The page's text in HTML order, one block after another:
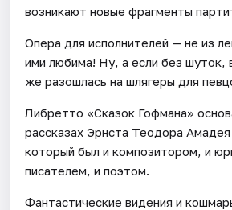
возникают новые фрагменты
Опера для исполнителей — не из
ими любима! Ну, а если без шуток,
же разошлась на шлягеры для
Либретто «Сказок Гофмана»
рассказах Эрнста Теодора
который был и композитором, и
писателем, и поэтом.
Фантастические видения и